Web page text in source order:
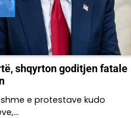
shqyrton goditjen fatale
e protestave kudo